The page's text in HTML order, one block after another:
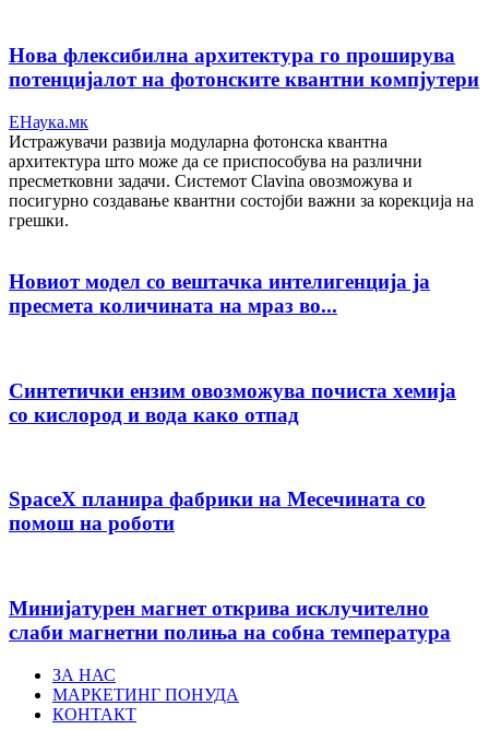
Нова флексибилна архитектура го проширува
потенцијалот на фотонските квантни компјутери
ЕНаука.мк
Истражувачи развија модуларна фотонска квантна
архитектура што може да се приспособува на различни
пресметковни задачи. Системот Clavina овозможува и
посигурно создавање квантни состојби важни за корекција на
грешки.
Новиот модел со вештачка интелигенција ја
пресмета количината на мраз во...
Синтетички ензим овозможува почиста хемија
со кислород и вода како отпад
SpaceX планира фабрики на Месечината со
помош на роботи
Минијатурен магнет открива исклучително
слаби магнетни полиња на собна температура
ЗА НАС
МАРКЕТИНГ ПОНУДА
КОНТАКТ